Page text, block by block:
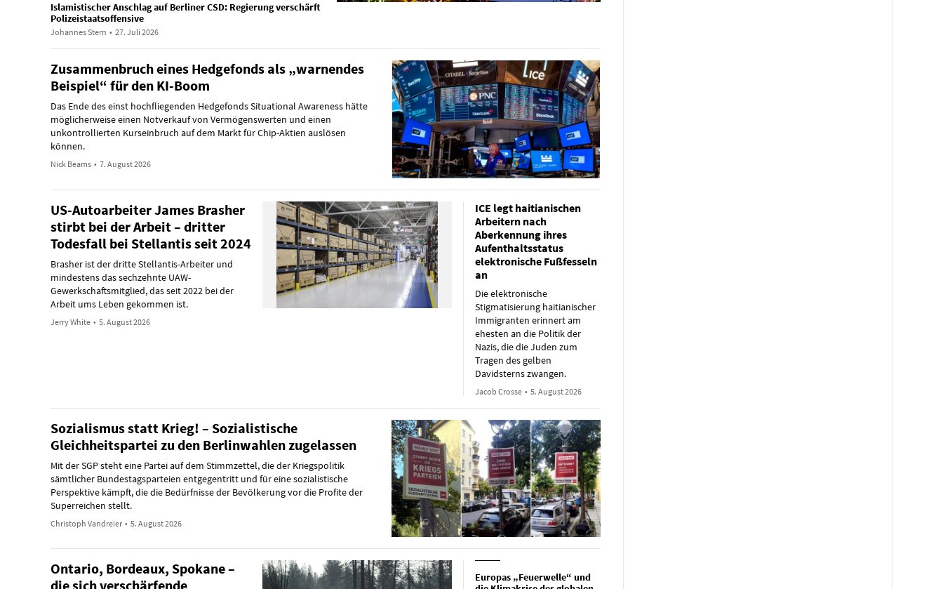
Islamistischer Anschlag auf Berliner CSD: Regierung verschärft
Polizeistaatsoffensive
Johannes Stern • 27. Juli 2026
Zusammenbruch eines Hedgefonds als „warnendes
Beispiel“ für den KI-Boom
Das Ende des einst hochfliegenden Hedgefonds Situational Awareness hätte
möglicherweise einen Notverkauf von Vermögenswerten und einen
unkontrollierten Kurseinbruch auf dem Markt für Chip-Aktien auslösen
können.
Nick Beams • 7. August 2026
US-Autoarbeiter James Brasher
stirbt bei der Arbeit – dritter
Todesfall bei Stellantis seit 2024
Brasher ist der dritte Stellantis-Arbeiter und
mindestens das sechzehnte UAW-
Gewerkschaftsmitglied, das seit 2022 bei der
Arbeit ums Leben gekommen ist.
Jerry White • 5. August 2026
ICE legt haitianischen
Arbeitern nach
Aberkennung ihres
Aufenthaltsstatus
elektronische Fußfesseln
an
Die elektronische
Stigmatisierung haitianischer
Immigranten erinnert am
ehesten an die Politik der
Nazis, die die Juden zum
Tragen des gelben
Davidsterns zwangen.
Jacob Crosse • 5. August 2026
Sozialismus statt Krieg! – Sozialistische
Gleichheitspartei zu den Berlinwahlen zugelassen
Mit der SGP steht eine Partei auf dem Stimmzettel, die der Kriegspolitik
sämtlicher Bundestagsparteien entgegentritt und für eine sozialistische
Perspektive kämpft, die die Bedürfnisse der Bevölkerung vor die Profite der
Superreichen stellt.
Christoph Vandreier • 5. August 2026
Ontario, Bordeaux, Spokane –
die sich verschärfende
Europas „Feuerwelle“ und